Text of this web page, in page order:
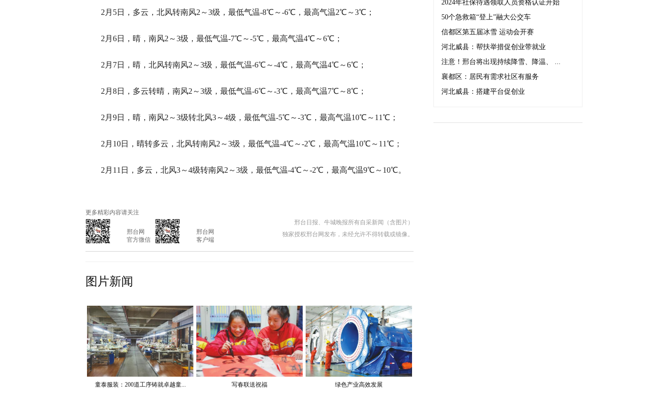
2月5日，多云，北风转南风2～3级，最低气温-8℃～-6℃，最高气温2℃～3℃；
2月6日，晴，南风2～3级，最低气温-7℃～-5℃，最高气温4℃～6℃；
2月7日，晴，北风转南风2～3级，最低气温-6℃～-4℃，最高气温4℃～6℃；
2月8日，多云转晴，南风2～3级，最低气温-6℃～-3℃，最高气温7℃～8℃；
2月9日，晴，南风2～3级转北风3～4级，最低气温-5℃～-3℃，最高气温10℃～11℃；
2月10日，晴转多云，北风转南风2～3级，最低气温-4℃～-2℃，最高气温10℃～11℃；
2月11日，多云，北风3～4级转南风2～3级，最低气温-4℃～-2℃，最高气温9℃～10℃。
更多精彩内容请关注
			邢台网
			官方微信
			邢台网
			客户端
邢台日报、牛城晚报所有自采新闻（含图片）
独家授权邢台网发布，未经允许不得转载或镜像。
图片新闻
童泰服装：200道工序铸就卓越童... 写春联送祝福 绿色产业高效发展
2024年社保待遇领取人员资格认证开始
50个急救箱“登上”融大公交车
信都区第五届冰雪 运动会开赛
河北威县：帮扶举措促创业带就业
注意！邢台将出现持续降雪、降温、 ...
襄都区：居民有需求社区有服务
河北威县：搭建平台促创业